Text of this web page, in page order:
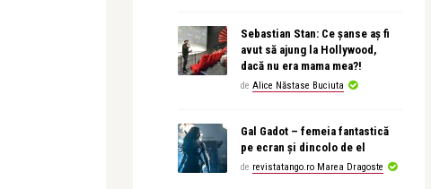
Sebastian Stan: Ce șanse aș fi
avut să ajung la Hollywood,
dacă nu era mama mea?!
de Alice Năstase Buciuta
Gal Gadot – femeia fantastică
pe ecran și dincolo de el
de revistatango.ro Marea Dragoste